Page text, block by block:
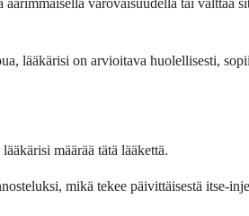
lääkärisi on arvioitava huolellisesti,
määrää tätä lääkettä.
mikä tekee päivittäisestä itse-